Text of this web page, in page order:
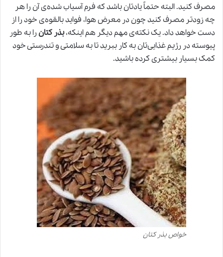
مصرف کنید. البته حتماً یادتان باشد که فرم آسیاب شده‌ی آن را هر
چه زودتر مصرف کنید چون در معرض هوا، فواید بالقوه‌ی خود را از
دست خواهد داد. یک نکته‌ی مهم دیگر هم اینکه،بذر کتانرا به طور
پیوسته در رژیم غذایی‌تان به کار ببرید تا به سلامتی و تندرستی خود
کمک بسیار بیشتری کرده باشید.
خواص بذر کتان